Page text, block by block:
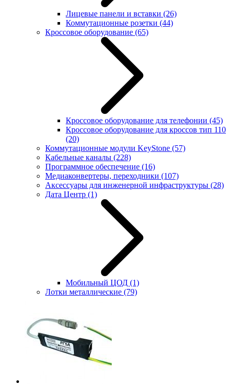
Лицевые панели и вставки (26)
Коммутационные розетки (44)
Кроссовое оборудование (65)
Кроссовое оборудование для телефонии (45)
Кроссовое оборудование для кроссов тип 110
(20)
Коммутационные модули KeyStone (57)
Кабельные каналы (228)
Программное обеспечение (16)
Медиаконвертеры, переходники (107)
Аксессуары для инженерной инфраструктуры (28)
Дата Центр (1)
Мобильный ЦОД (1)
Лотки металлические (79)